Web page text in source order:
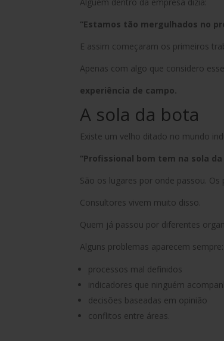
Alguém dentro da empresa dizia:
“Estamos tão mergulhados no
E assim começaram os primeiros
Apenas com algo que considero
experiência de campo.
A sola da bota
Existe um velho ditado no mundo
“Profissional bom tem na sola
São os lugares por onde passou.
Consultores vivem muito disso.
Quem já passou por diferentes
Alguns problemas aparecem sempre:
processos mal definidos
indicadores que ninguém
decisões baseadas em opinião
conflitos entre áreas.